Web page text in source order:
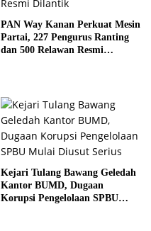
PAN Way Kanan Perkuat Mesin
Partai, 227 Pengurus Ranting
dan 500 Relawan Resmi
Kejari Tulang Bawang Geledah
Kantor BUMD, Dugaan
Korupsi Pengelolaan SPBU